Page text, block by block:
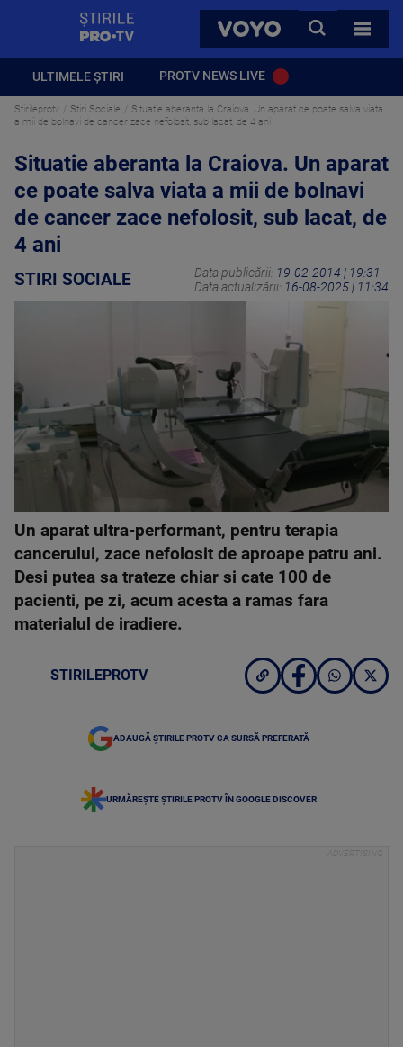
VOYO
CAUTA
TOATE
ULTIMELE ȘTIRI PROTV NEWS LIVE
Stirileprotv Stiri Sociale
Situatie aberanta la Craiova. Un aparat ce poate salva viata
a mii de bolnavi de cancer zace nefolosit, sub lacat, de 4 ani
Situatie aberanta la Craiova. Un aparat
ce poate salva viata a mii de bolnavi
de cancer zace nefolosit, sub lacat, de
4 ani
STIRI SOCIALE Data publicării: 19-02-2014 | 19:31
Data actualizării: 16-08-2025 | 11:34
Un aparat ultra-performant, pentru terapia
cancerului, zace nefolosit de aproape patru ani.
Desi putea sa trateze chiar si cate 100 de
pacienti, pe zi, acum acesta a ramas fara
materialul de iradiere.
STIRILEPROTV
ADAUGĂ ȘTIRILE PROTV CA SURSĂ PREFERATĂ
URMĂREȘTE ȘTIRILE PROTV ÎN GOOGLE DISCOVER